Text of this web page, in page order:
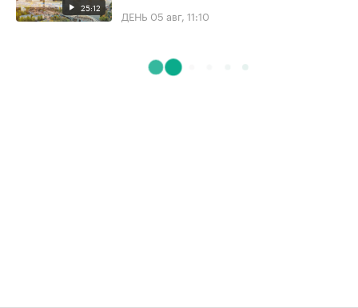
25:12 ДЕНЬ 05 авг, 11:10